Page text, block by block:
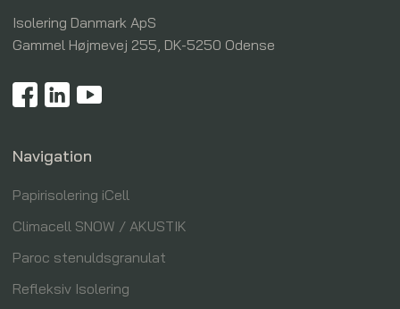
Isolering Danmark ApS​
Gammel Højmevej 255, DK-5250 Odense
Navigation
Papirisolering iCell
Climacell SNOW / AKUSTIK
Paroc stenuldsgranulat
Refleksiv Isolering